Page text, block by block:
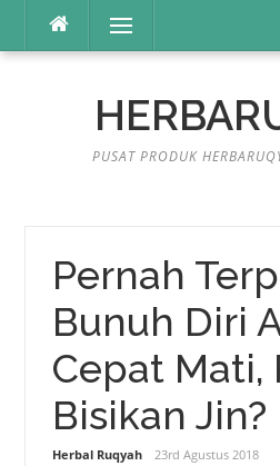
konten
Menu
PUSAT PRODUK
Pernah
Bunuh Diri
Cepat Mati,
Bisikan Jin?
Herbal Ruqyah 23rd Agustus 2018